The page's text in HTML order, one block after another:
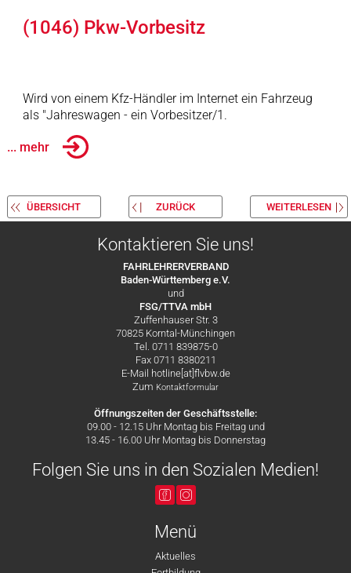
(1046) Pkw-Vorbesitz
Wird von einem Kfz-Händler im Internet ein Fahrzeug
als "Jahreswagen - ein Vorbesitzer/1.
... mehr
ÜBERSICHT ZURÜCK WEITERLESEN
Kontaktieren Sie uns!
FAHRLEHRERVERBAND
Baden-Württemberg e.V.
und
FSG/TTVA mbH
Zuffenhauser Str. 3
70825 Korntal-Münchingen
Tel. 0711 839875-0
Fax 0711 8380211
E-Mail hotline[at]flvbw.de
Zum Kontaktformular
Öffnungszeiten der Geschäftsstelle:
09.00 - 12.15 Uhr Montag bis Freitag und
13.45 - 16.00 Uhr Montag bis Donnerstag
Folgen Sie uns in den Sozialen Medien!
Menü
Aktuelles